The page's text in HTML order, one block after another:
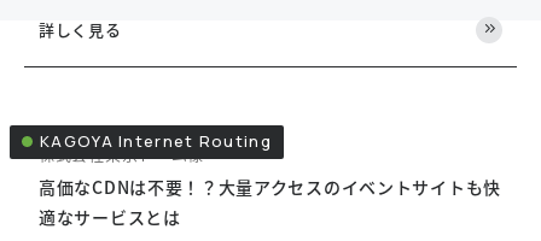
詳しく見る
KAGOYA Internet Routing
高価なCDNは不要！？大量アクセスのイベントサイトも快
適なサービスとは
株式会社東京ドーム様